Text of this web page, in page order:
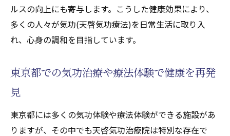
ルスの向上にも寄与します。こうした健康効果により、
多くの人々が気功(天啓気功療法)を日常生活に取り入
れ、心身の調和を目指しています。
東京都での気功治療や療法体験で健康を再発
見
東京都には多くの気功体験や療法体験ができる施設があ
りますが、その中でも天啓気功治療院は特別な存在で